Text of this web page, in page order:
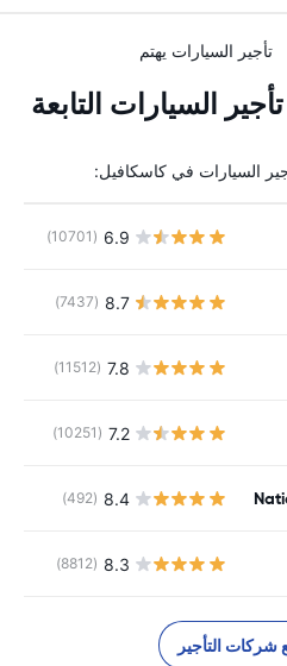
تأجير السيارات يهتم
السيارات التابعة
السيارات في كاسكافيل:
6.9
(10701)
8.7
(7437)
7.8
(11512)
7.2
(10251)
8.4
(492)
8.3
(8812)
التأجير